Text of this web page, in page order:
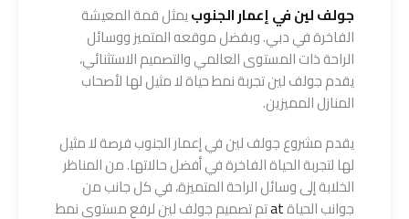
جولف لين في إعمار الجنوبيمثل قمة المعيشة
الفاخرة في دبي. وبفضل موقعه المتميز ووسائل
الراحة ذات المستوى العالمي والتصميم الاستثنائي،
يقدم جولف لين تجربة نمط حياة لا مثيل لها لأصحاب
المنازل المميزين.
يقدم مشروع جولف لين في إعمار الجنوب فرصة لا مثيل
لها لتجربة الحياة الفاخرة في أفضل حالاتها. من المناظر
الخلابة إلى وسائل الراحة المتميزة، في كل جانب من
جوانب الحياةatتم تصميم جولف لين لرفع مستوى نمط